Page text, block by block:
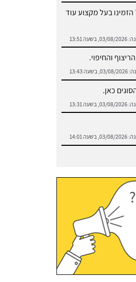
הזמינו בעל מקצוע עוד
03/08/2026, בשעה 13:51
והחיפוי.
03/08/2026, בשעה 13:43
כאן.
03/08/2026, בשעה 13:31
03/08/2026, בשעה 14:01